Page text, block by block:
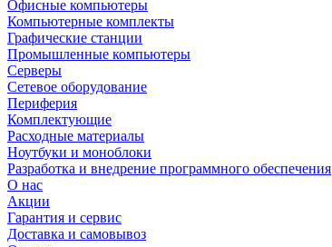
Офисные компьютеры
Компьютерные комплекты
Графические станции
Промышленные компьютеры
Серверы
Сетевое оборудование
Периферия
Комплектующие
Расходные материалы
Ноутбуки и моноблоки
Разработка и внедрение программного обеспечения
О нас
Акции
Гарантия и сервис
Доставка и самовывоз